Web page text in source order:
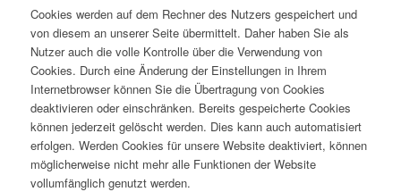
Cookies werden auf dem Rechner des Nutzers gespeichert und
von diesem an unserer Seite übermittelt. Daher haben Sie als
Nutzer auch die volle Kontrolle über die Verwendung von
Cookies. Durch eine Änderung der Einstellungen in Ihrem
Internetbrowser können Sie die Übertragung von Cookies
deaktivieren oder einschränken. Bereits gespeicherte Cookies
können jederzeit gelöscht werden. Dies kann auch automatisiert
erfolgen. Werden Cookies für unsere Website deaktiviert, können
möglicherweise nicht mehr alle Funktionen der Website
vollumfänglich genutzt werden.